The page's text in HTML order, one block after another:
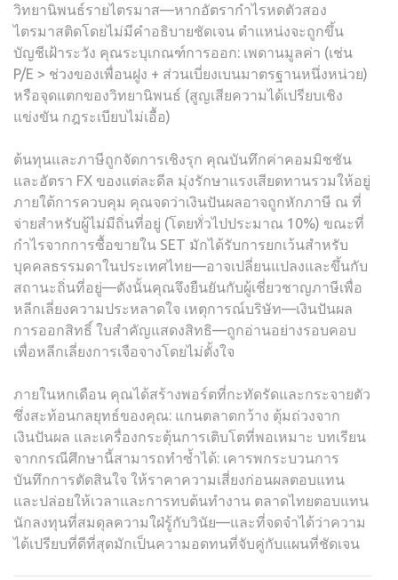
วิทยานิพนธ์รายไตรมาส—หากอัตรากำไรหดตัวสอง
ไตรมาสติดโดยไม่มีคำอธิบายชัดเจน ตำแหน่งจะถูกขึ้น
บัญชีเฝ้าระวัง คุณระบุเกณฑ์การออก: เพดานมูลค่า (เช่น
P/E > ช่วงของเพื่อนฝูง + ส่วนเบี่ยงเบนมาตรฐานหนึ่งหน่วย)
หรือจุดแตกของวิทยานิพนธ์ (สูญเสียความได้เปรียบเชิง
แข่งขัน กฎระเบียบไม่เอื้อ)
ต้นทุนและภาษีถูกจัดการเชิงรุก คุณบันทึกค่าคอมมิชชัน
และอัตรา FX ของแต่ละดีล มุ่งรักษาแรงเสียดทานรวมให้อยู่
ภายใต้การควบคุม คุณจดว่าเงินปันผลอาจถูกหักภาษี ณ ที่
จ่ายสำหรับผู้ไม่มีถิ่นที่อยู่ (โดยทั่วไปประมาณ 10%) ขณะที่
กำไรจากการซื้อขายใน SET มักได้รับการยกเว้นสำหรับ
บุคคลธรรมดาในประเทศไทย—อาจเปลี่ยนแปลงและขึ้นกับ
สถานะถิ่นที่อยู่—ดังนั้นคุณจึงยืนยันกับผู้เชี่ยวชาญภาษีเพื่อ
หลีกเลี่ยงความประหลาดใจ เหตุการณ์บริษัท—เงินปันผล
การออกสิทธิ์ ใบสำคัญแสดงสิทธิ—ถูกอ่านอย่างรอบคอบ
เพื่อหลีกเลี่ยงการเจือจางโดยไม่ตั้งใจ
ภายในหกเดือน คุณได้สร้างพอร์ตที่กะทัดรัดและกระจายตัว
ซึ่งสะท้อนกลยุทธ์ของคุณ: แกนตลาดกว้าง ตุ้มถ่วงจาก
เงินปันผล และเครื่องกระตุ้นการเติบโตที่พอเหมาะ บทเรียน
จากกรณีศึกษานี้สามารถทำซ้ำได้: เคารพกระบวนการ
บันทึกการตัดสินใจ ให้ราคาความเสี่ยงก่อนผลตอบแทน
และปล่อยให้เวลาและการทบต้นทำงาน ตลาดไทยตอบแทน
นักลงทุนที่สมดุลความใฝ่รู้กับวินัย—และที่จดจำได้ว่าความ
ได้เปรียบที่ดีที่สุดมักเป็นความอดทนที่จับคู่กับแผนที่ชัดเจน